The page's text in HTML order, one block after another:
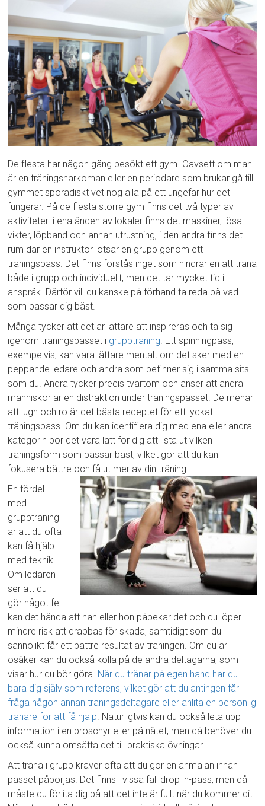
De flesta har någon gång besökt ett gym. Oavsett om man
är en träningsnarkoman eller en periodare som brukar gå till
gymmet sporadiskt vet nog alla på ett ungefär hur det
fungerar. På de flesta större gym finns det två typer av
aktiviteter: i ena änden av lokaler finns det maskiner, lösa
vikter, löpband och annan utrustning, i den andra finns det
rum där en instruktör lotsar en grupp genom ett
träningspass. Det finns förstås inget som hindrar en att träna
både i grupp och individuellt, men det tar mycket tid i
anspråk. Därför vill du kanske på förhand ta reda på vad
som passar dig bäst.
Många tycker att det är lättare att inspireras och ta sig
igenom träningspasset i gruppträning. Ett spinningpass,
exempelvis, kan vara lättare mentalt om det sker med en
peppande ledare och andra som befinner sig i samma sits
som du. Andra tycker precis tvärtom och anser att andra
människor är en distraktion under träningspasset. De menar
att lugn och ro är det bästa receptet för ett lyckat
träningspass. Om du kan identifiera dig med ena eller andra
kategorin bör det vara lätt för dig att lista ut vilken
träningsform som passar bäst, vilket gör att du kan
fokusera bättre och få ut mer av din träning.
En fördel
med
gruppträning
är att du ofta
kan få hjälp
med teknik.
Om ledaren
ser att du
gör något fel
kan det hända att han eller hon påpekar det och du löper
mindre risk att drabbas för skada, samtidigt som du
sannolikt får ett bättre resultat av träningen. Om du är
osäker kan du också kolla på de andra deltagarna, som
visar hur du bör göra. När du tränar på egen hand har du
bara dig själv som referens, vilket gör att du antingen får
fråga någon annan träningsdeltagare eller anlita en personlig
tränare för att få hjälp. Naturligtvis kan du också leta upp
information i en broschyr eller på nätet, men då behöver du
också kunna omsätta det till praktiska övningar.
Att träna i grupp kräver ofta att du gör en anmälan innan
passet påbörjas. Det finns i vissa fall drop in-pass, men då
måste du förlita dig på att det inte är fullt när du kommer dit.